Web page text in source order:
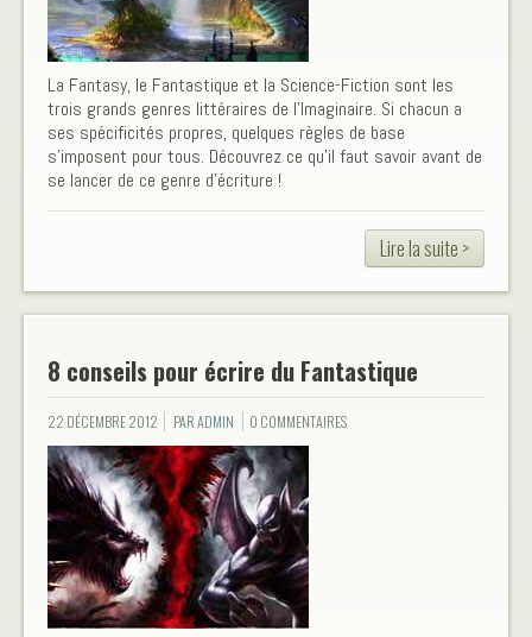
La Fantasy, le Fantastique et la Science-Fiction sont les
trois grands genres littéraires de l'Imaginaire. Si chacun a
ses spécificités propres, quelques règles de base
s'imposent pour tous. Découvrez ce qu'il faut savoir avant de
se lancer de ce genre d'écriture !
Lire la suite >
8 conseils pour écrire du Fantastique
22 DÉCEMBRE 2012 PARADMIN 0 COMMENTAIRES